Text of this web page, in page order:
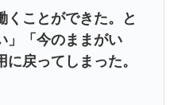
ことができた。と
」「今のままがい
戻ってしまった。